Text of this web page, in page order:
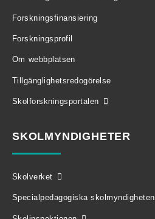
Forskningsfinansiering
Forskningsprofil
Om webbplatsen
Tillgänglighetsredogörelse
Skolforskningsportalen
SKOLMYNDIGHETER
Skolverket
Specialpedagogiska skolmyndigheten